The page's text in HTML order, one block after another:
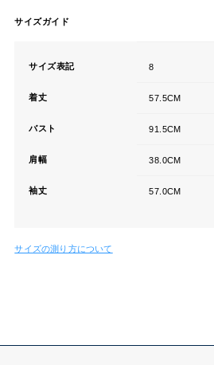
サイズガイド
サイズ表記 8
着丈 57.5CM
バスト 91.5CM
肩幅 38.0CM
袖丈 57.0CM
サイズの測り方について